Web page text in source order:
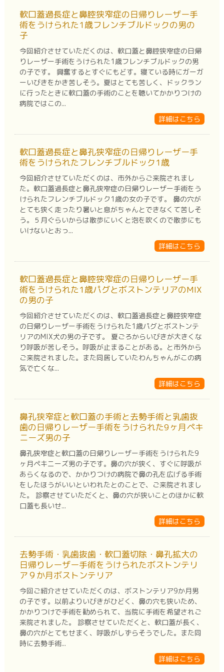
軟口蓋過長症と鼻腔狭窄症の日帰りレーザー手
術をうけられた1歳フレンチブルドックの男の
子
今回紹介させていただくのは、軟口蓋と鼻腔狭窄症の日帰
りレーザー手術をうけられた1歳フレンチブルドックの男
の子です。 興奮するとすぐにもどす。寝ている時にガーガ
ーいびきをかき苦しそう。夏はとても苦しく、ドックラン
に行ったときに軟口蓋の手術のことを聴いてかかりつけの
病院ではこの...
詳細はこちら
軟口蓋過長症と鼻孔狭窄症の日帰りレーザー手
術をうけられたフレンチブルドック1歳
今回紹介させていただくのは、市外からご来院されまし
た。軟口蓋過長症と鼻孔狭窄症の日帰りレーザー手術をう
けられたフレンチブルドック1歳の女の子です。 鼻の穴が
とても狭く走ったり暑いと息がちゃんとできなくて苦しそ
う。５月ぐらいからは散歩にいくと泡を吹くので散歩にも
いけないとおっ...
詳細はこちら
軟口蓋過長症と鼻腔狭窄症の日帰りレーザー手
術をうけられた1歳パグとボストンテリアのMIX
の男の子
今回紹介させていただくのは、軟口蓋過長症と鼻腔狭窄症
の日帰りレーザー手術をうけられた1歳パグとボストンテ
リアのMIX犬の男の子です。 夏ごろからいびきが大きくな
り呼吸が苦しそう。呼吸が止まることがある。と市外から
ご来院されました。また同居していたわんちゃんがこの病
気で亡くな...
詳細はこちら
鼻孔狭窄症と軟口蓋の手術と去勢手術と乳歯抜
歯の日帰りレーザー手術をうけられた9ヶ月ペキ
ニーズ男の子
鼻孔狭窄症と軟口蓋の日帰りレーザー手術をうけられた9
ヶ月ペキニーズ男の子です。鼻の穴が狭く、すぐに呼吸が
あらくなるので、かかりつけの病院で鼻の孔を広げる手術
をしたほうがいいといわれたとのことで、ご来院されまし
た。 診察させていただくと、鼻の穴が狭いことのほかに軟
口蓋も長いせ...
詳細はこちら
去勢手術・乳歯抜歯・軟口蓋切除・鼻孔拡大の
日帰りレーザー手術をうけられたボストンテリ
ア９か月ボストンテリア
今回ご紹介させていただくのは、ボストンテリア9か月男
の子です。以前よりいびきがひどく、鼻の穴も狭いため、
かかりつけで手術を勧められて、当院に手術を希望されご
来院されました。 診察させていただくと、軟口蓋が長く、
鼻の穴がとてもせまく、呼吸がしずらそうでした。また同
時に去勢手術...
詳細はこちら